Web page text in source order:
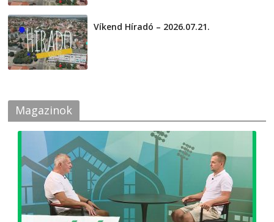
Víkend Híradó – 2026.07.21.
Magazinok